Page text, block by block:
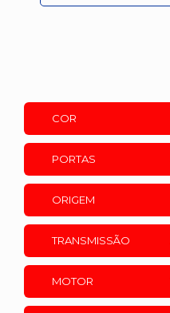
COR
PORTAS
ORIGEM
TRANSMISSÃO
MOTOR